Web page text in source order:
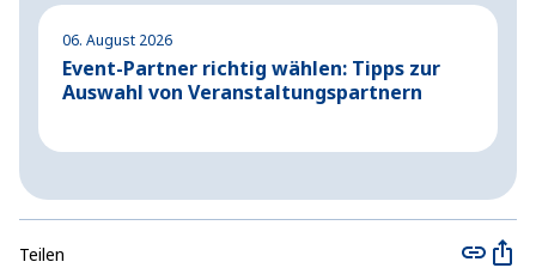
06. August 2026
Event-Partner richtig wählen: Tipps zur
Auswahl von Veranstaltungspartnern
Teilen